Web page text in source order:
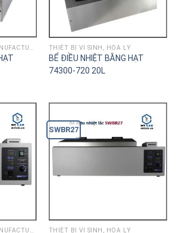
THIÊT BỊ VI SINH, HÓA LÝ
BỂ ĐIỀU NHIỆT BẰNG HẠT
74300-720 20L
SWBR27
THIÊT BỊ VI SINH, HÓA LÝ